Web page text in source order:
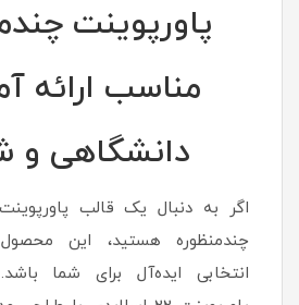
پاورپوینت
مناسب ارائه
دانشگاهی و
اگر به دنبال یک قالب
چندمنظوره هستید، این محصول
انتخابی ایده‌آل برای شما